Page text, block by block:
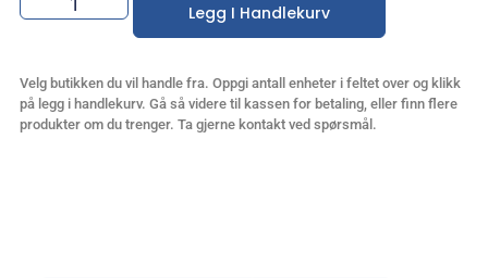
Legg I Handlekurv
Velg butikken du vil handle fra. Oppgi antall enheter i feltet over og klikk
på legg i handlekurv. Gå så videre til kassen for betaling, eller finn flere
produkter om du trenger. Ta gjerne kontakt ved spørsmål.